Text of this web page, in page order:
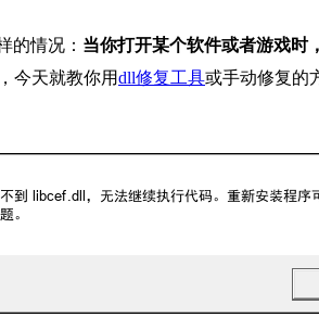
的情况： 当你打开某个软件或者游戏时
今天就教你用dll修复工具或手动修复的